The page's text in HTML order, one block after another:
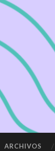
ARCHIVOS